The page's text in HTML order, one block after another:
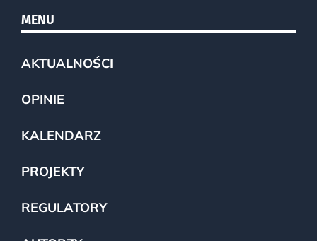
MENU
AKTUALNOŚCI
OPINIE
KALENDARZ
PROJEKTY
REGULATORY